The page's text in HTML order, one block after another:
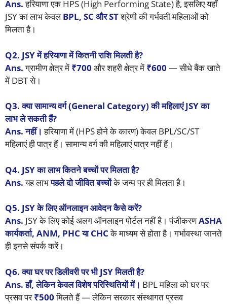
Ans.हरियाणा एक HPS (High Performing State) है, इसलिए यहाँ
JSY का लाभ केवलBPL, SC और STश्रेणी की गर्भवती महिलाओं को
मिलता है।
Q2. JSY में हरियाणा में कितनी राशि मिलती है?
Ans.ग्रामीण क्षेत्र में ₹700 और शहरी क्षेत्र में ₹600 — सीधे बैंक खाते
में DBT से।
Q3. क्या सामान्य वर्ग (General Category) की महिलाएं JSY का
लाभ ले सकती हैं?
Ans. नहीं। हरियाणा में (HPS होने के कारण) केवल BPL/SC/ST
महिलाएं ही पात्र हैं। सामान्य वर्ग की महिलाएं पात्र नहीं हैं।
Q4. JSY का लाभ कितने बच्चों पर मिलता है?
Ans.यह लाभपहले दो जीवित बच्चोंके जन्म पर ही मिलता है।
Q5. JSY के लिए ऑनलाइन आवेदन कैसे करें?
Ans. JSY के लिए कोई अलग ऑनलाइन पोर्टल नहीं है। पंजीकरणASHA
कार्यकर्ता, ANM, PHC या CHCके माध्यम से होता है। गर्भावस्था जानते
ही इनसे संपर्क करें।
Q6. क्या घर पर डिलीवरी पर भी JSY मिलती है?
Ans. हाँ, लेकिन केवल विशेष परिस्थितियों में। BPL महिला को घर पर
प्रसव पर₹500मिलते हैं — लेकिन सरकार संस्थागत प्रसव